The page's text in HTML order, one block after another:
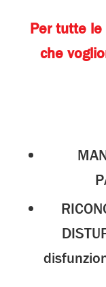
Per tutte le
che